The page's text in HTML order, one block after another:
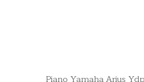
Piano Yamaha Arius